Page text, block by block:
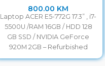
800.00 KM
Laptop ACER E5-772G 17.3” , i7-
5500U /RAM 16GB / HDD 128
GB SSD / NVIDIA GeForce
920M 2GB – Refurbished